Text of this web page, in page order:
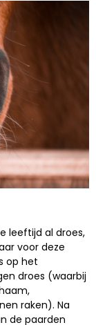
leeftijd al droes,
voor deze
op het
droes (waarbij
raken). Na
de paarden